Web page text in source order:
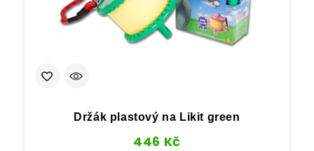
Držák plastový na Likit green
446 Kč